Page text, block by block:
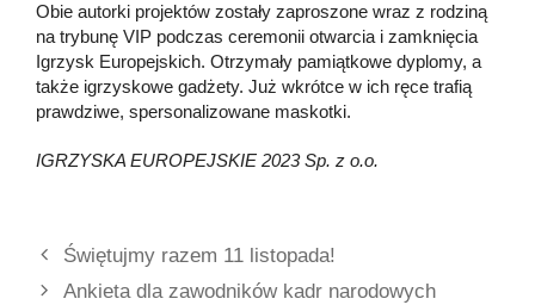
Obie autorki projektów zostały zaproszone wraz z rodziną
na trybunę VIP podczas ceremonii otwarcia i zamknięcia
Igrzysk Europejskich. Otrzymały pamiątkowe dyplomy, a
także igrzyskowe gadżety. Już wkrótce w ich ręce trafią
prawdziwe, spersonalizowane maskotki.
IGRZYSKA EUROPEJSKIE 2023 Sp. z o.o.
Świętujmy razem 11 listopada!
Ankieta dla zawodników kadr narodowych